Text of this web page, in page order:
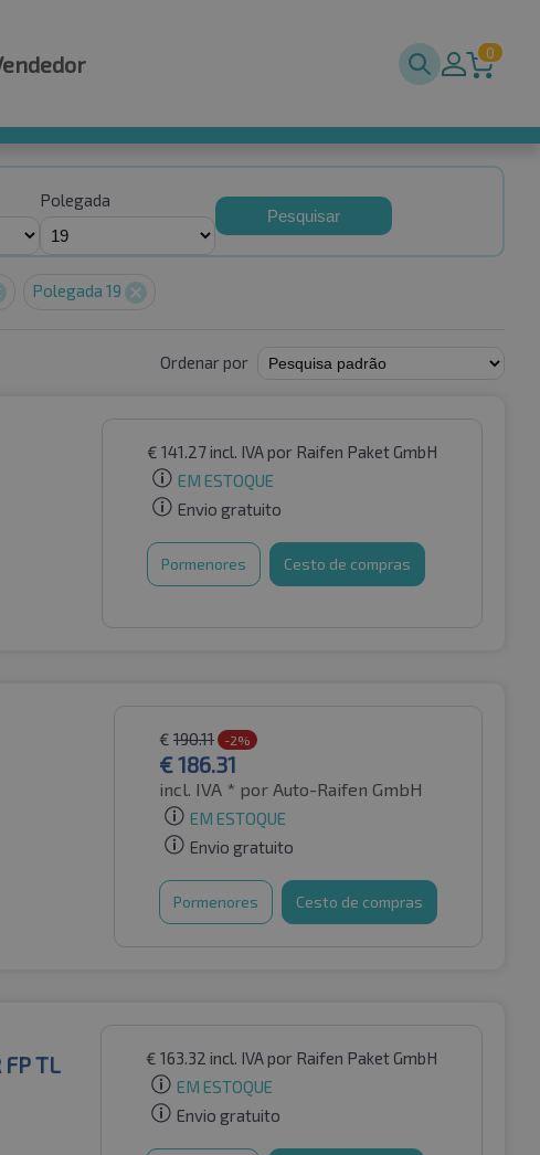
0
Polegada
Pesquisar
Polegada 19
Ordenar por
€ 141.27incl. IVApor Raifen Paket GmbH
EM ESTOQUE
Envio gratuito
Pormenores Cesto de compras
€ 190.11 -2%
€186.31
incl. IVA * por Auto-Raifen GmbH
EM ESTOQUE
Envio gratuito
Pormenores Cesto de compras
TL
€ 163.32 incl. IVApor Raifen Paket GmbH
EM ESTOQUE
Envio gratuito